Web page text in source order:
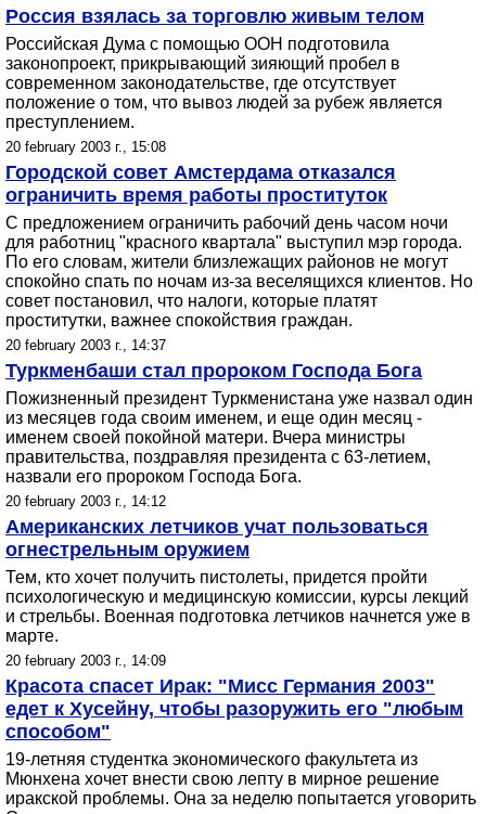
Россия взялась за торговлю живым телом
Российская Дума с помощью ООН подготовила
законопроект, прикрывающий зияющий пробел в
современном законодательстве, где отсутствует
положение о том, что вывоз людей за рубеж является
преступлением.
20 february 2003 г., 15:08
Городской совет Амстердама отказался
ограничить время работы проституток
С предложением ограничить рабочий день часом ночи
для работниц "красного квартала" выступил мэр города.
По его словам, жители близлежащих районов не могут
спокойно спать по ночам из-за веселящихся клиентов. Но
совет постановил, что налоги, которые платят
проститутки, важнее спокойствия граждан.
20 february 2003 г., 14:37
Туркменбаши стал пророком Господа Бога
Пожизненный президент Туркменистана уже назвал один
из месяцев года своим именем, и еще один месяц -
именем своей покойной матери. Вчера министры
правительства, поздравляя президента с 63-летием,
назвали его пророком Господа Бога.
20 february 2003 г., 14:12
Американских летчиков учат пользоваться
огнестрельным оружием
Тем, кто хочет получить пистолеты, придется пройти
психологическую и медицинскую комиссии, курсы лекций
и стрельбы. Военная подготовка летчиков начнется уже в
марте.
20 february 2003 г., 14:09
Красота спасет Ирак: "Мисс Германия 2003"
едет к Хусейну, чтобы разоружить его "любым
способом"
19-летняя студентка экономического факультета из
Мюнхена хочет внести свою лепту в мирное решение
иракской проблемы. Она за неделю попытается уговорить